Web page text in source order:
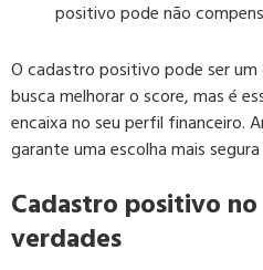
positivo pode não
O cadastro positivo pode ser
busca melhorar o score, mas é
encaixa no seu perfil financeiro.
garante uma escolha mais
Cadastro positivo no
verdades